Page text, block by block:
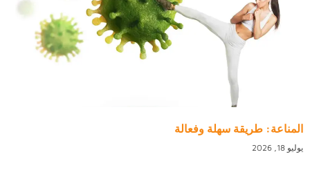
المناعة: طريقة سهلة وفعالة
يوليو 18, 2026